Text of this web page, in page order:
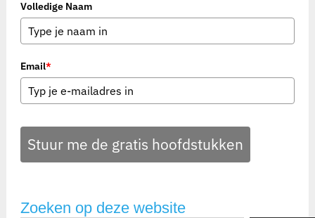
Volledige Naam
Email*
Stuur me de gratis hoofdstukken
Zoeken op deze website